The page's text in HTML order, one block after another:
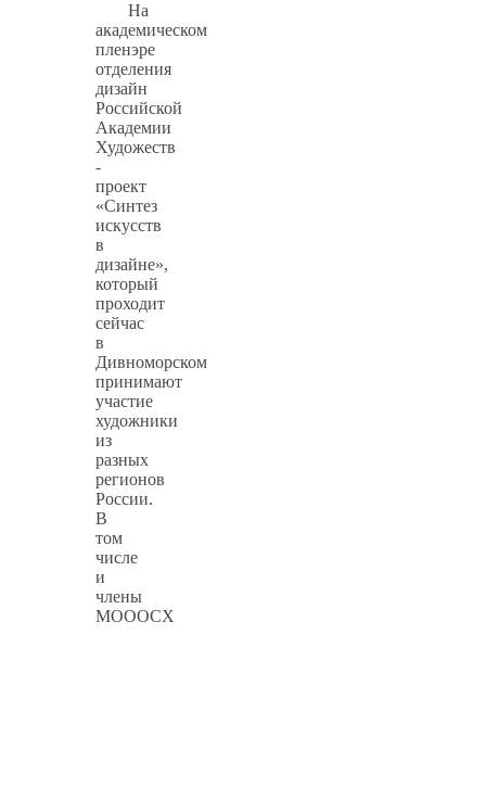
На
академическом
пленэре
отделения
дизайн
Российской
Академии
Художеств
-
проект
«Синтез
искусств
в
дизайне»,
который
проходит
сейчас
в
Дивноморском
принимают
участие
художники
из
разных
регионов
России.
В
том
числе
и
члены
МОООСХ